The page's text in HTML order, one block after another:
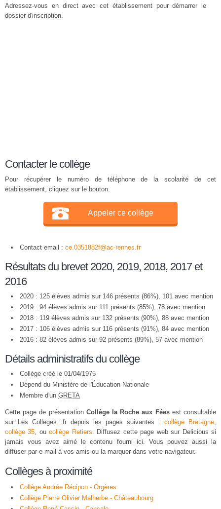
Adressez-vous en direct avec cet établissement pour démarrer le
dossier d'inscription.
Contacter le collège
Pour récupérer le numéro de téléphone de la scolarité de cet
établissement, cliquez sur le bouton.
Appeler ce collège
Contact email : ce.0351882f@ac-rennes.fr
Résultats du brevet 2020, 2019, 2018, 2017 et
2016
2020 : 125 élèves admis sur 146 présents (86%), 101 avec mention
2019 : 94 élèves admis sur 111 présents (85%), 78 avec mention
2018 : 119 élèves admis sur 132 présents (90%), 88 avec mention
2017 : 106 élèves admis sur 116 présents (91%), 84 avec mention
2016 : 82 élèves admis sur 92 présents (89%), 57 avec mention
Détails administratifs du collège
Collège créé le 01/04/1975
Dépend du Ministère de l'Éducation Nationale
Membre d'un GRETA
Cette page de présentation Collège la Roche aux Féesest consultable
sur Les Colleges .fr depuis les pages suivantes : collège Bretagne,
collège 35, oucollège Retiers. Diffusez cette page web sur Delicious si
jamais vous avez aimé le contenu fourni ici. Vous pouvez aussi la
diffuser par e-mail à vos amis ou la marquer dans votre navigateur.
Collèges à proximité
Collège Andrée Récipon - Orgères
Collège Pierre Olivier Malherbe - Châteaubourg